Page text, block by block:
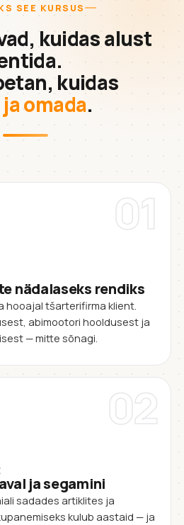
SEE KURSUS
kuidas alust
kuidas
omada.
01
nädalaseks rendiks
hooajal tšarterifirma klient.
abimootori hooldusest ja
— mitte sõnagi.
02
ja segamini
sadades artiklites ja
kulub aastaid — ja